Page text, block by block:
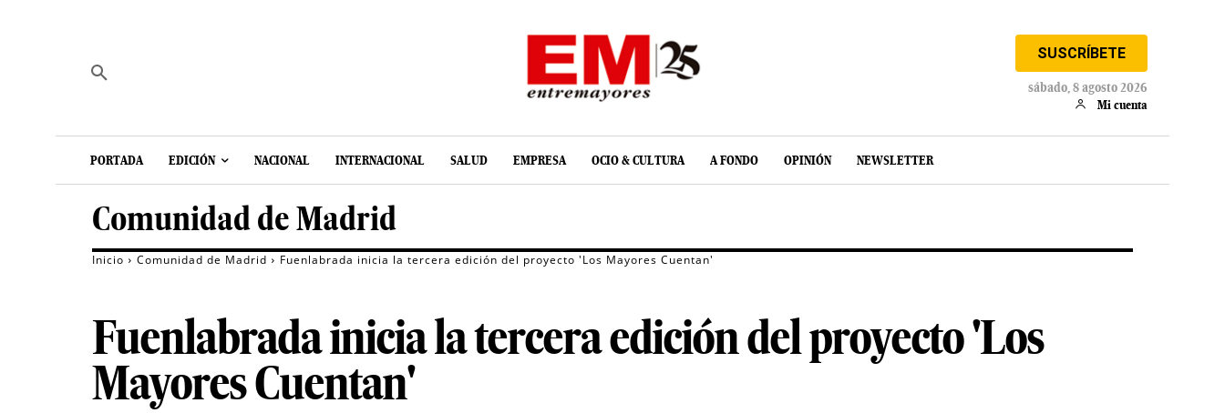
SUSCRÍBETE
sábado, 8 agosto 2026
Mi cuenta
PORTADA EDICIÓN NACIONAL INTERNACIONAL SALUD EMPRESA OCIO & CULTURA A FONDO OPINIÓN NEWSLETTER
Comunidad de Madrid
Inicio Comunidad de Madrid Fuenlabrada inicia la tercera edición del proyecto 'Los Mayores Cuentan'
Fuenlabrada inicia la tercera edición del proyecto 'Los
Mayores Cuentan'